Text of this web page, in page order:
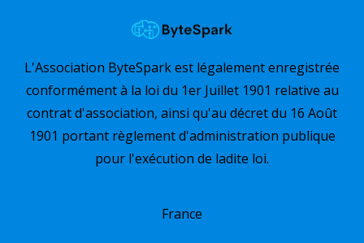
L'Association ByteSpark est légalement enregistrée
conformément à la loi du 1er Juillet 1901 relative au
contrat d'association, ainsi qu'au décret du 16 Août
1901 portant règlement d'administration publique
pour l'exécution de ladite loi.
France